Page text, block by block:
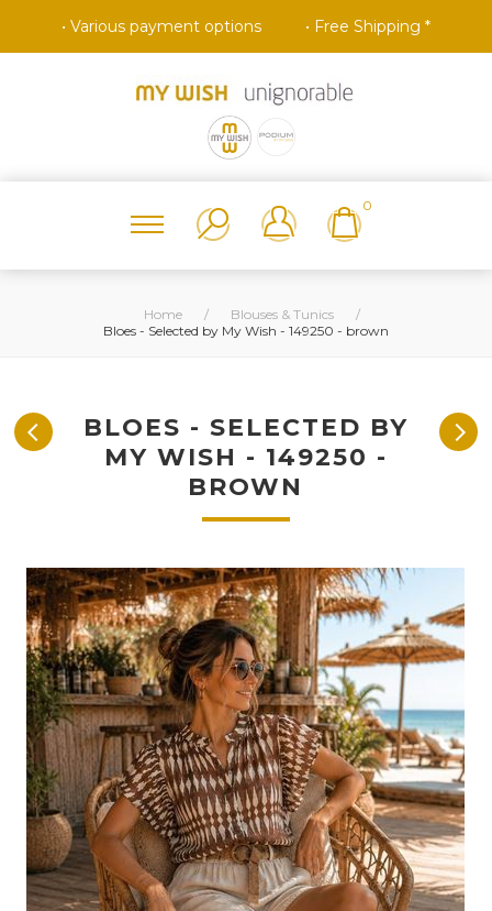
• Various payment options • Free Shipping *
0
Home / Blouses & Tunics
/
Bloes - Selected by My Wish - 149250 - brown
BLOES - SELECTED BY
MY WISH - 149250 -
BROWN